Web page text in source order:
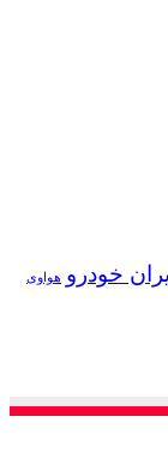
خودرو هواوی